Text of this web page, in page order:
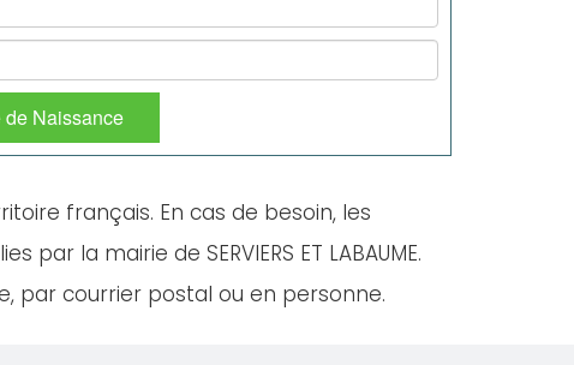
de Naissance
français. En cas de besoin, les
la mairie de SERVIERS ET LABAUME.
par courrier postal ou en personne.